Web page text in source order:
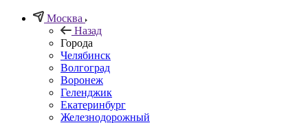
Москва
Назад
Города
Челябинск
Волгоград
Воронеж
Геленджик
Екатеринбург
Железнодорожный